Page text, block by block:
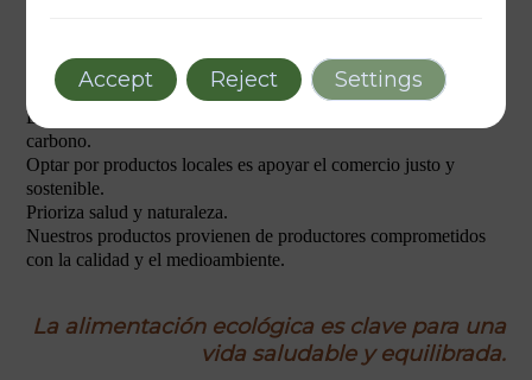
Por qué elegir productos ecológicos locales
La cercanía garantiza frescura, sabor y una menor huella de
carbono.
Optar por productos locales es apoyar el comercio justo y
sostenible.
Prioriza salud y naturaleza.
Nuestros productos provienen de productores comprometidos
con la calidad y el medioambiente.
La alimentación ecológica es clave para una
vida saludable y equilibrada.
Accept Reject Settings